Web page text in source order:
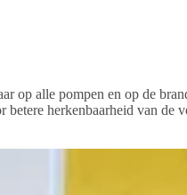
op alle pompen en op de
herkenbaarheid van